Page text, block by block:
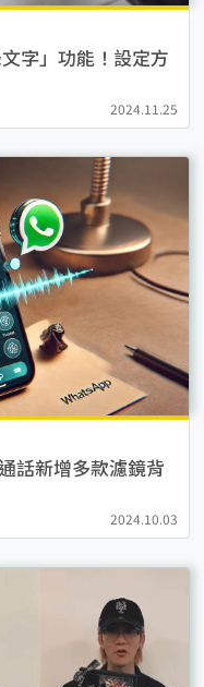
字」功能！設定方
2024.11.25
話新增多款濾鏡背
2024.10.03